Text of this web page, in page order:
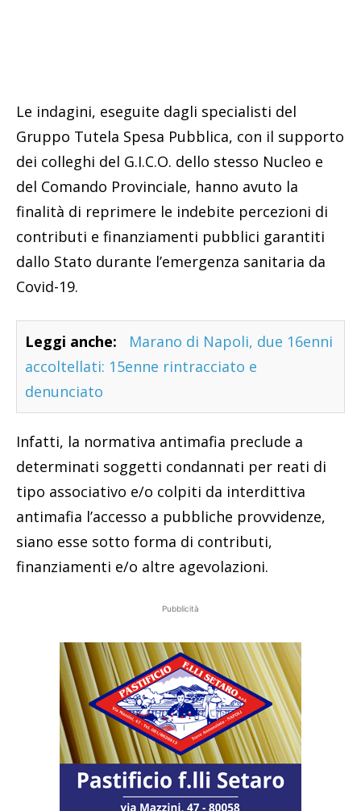
Le indagini, eseguite dagli specialisti del
Gruppo Tutela Spesa Pubblica, con il supporto
dei colleghi del G.I.C.O. dello stesso Nucleo e
del Comando Provinciale, hanno avuto la
finalità di reprimere le indebite percezioni di
contributi e finanziamenti pubblici garantiti
dallo Stato durante l’emergenza sanitaria da
Covid-19.
Leggi anche:
Marano di Napoli, due 16enni
accoltellati: 15enne rintracciato e
denunciato
Infatti, la normativa antimafia preclude a
determinati soggetti condannati per reati di
tipo associativo e/o colpiti da interdittiva
antimafia l’accesso a pubbliche provvidenze,
siano esse sotto forma di contributi,
finanziamenti e/o altre agevolazioni.
Pubblicità